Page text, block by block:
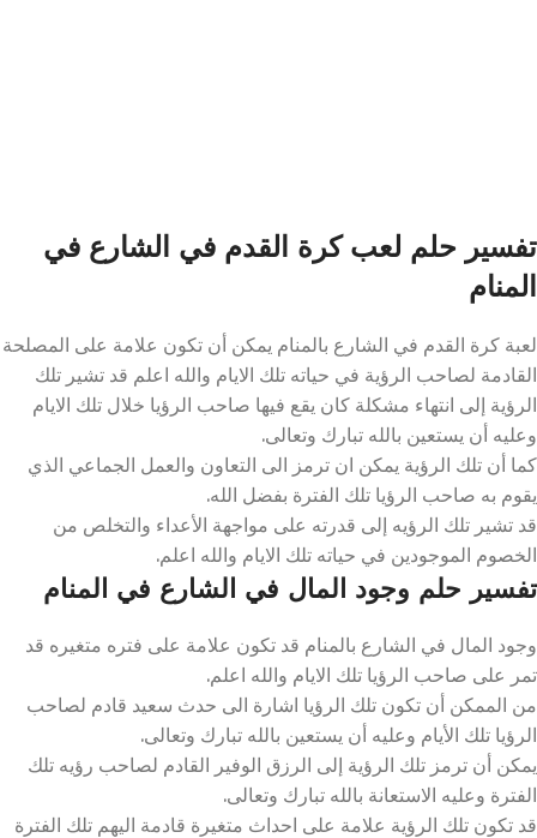
تفسير حلم لعب كرة القدم في الشارع في
المنام
لعبة كرة القدم في الشارع بالمنام يمكن أن تكون علامة على المصلحة
القادمة لصاحب الرؤية في حياته تلك الايام والله اعلم قد تشير تلك
الرؤية إلى انتهاء مشكلة كان يقع فيها صاحب الرؤيا خلال تلك الايام
وعليه أن يستعين بالله تبارك وتعالى.
كما أن تلك الرؤية يمكن ان ترمز الى التعاون والعمل الجماعي الذي
يقوم به صاحب الرؤيا تلك الفترة بفضل الله.
قد تشير تلك الرؤيه إلى قدرته على مواجهة الأعداء والتخلص من
الخصوم الموجودين في حياته تلك الايام والله اعلم.
تفسير حلم وجود المال في الشارع في المنام
وجود المال في الشارع بالمنام قد تكون علامة على فتره متغيره قد
تمر على صاحب الرؤيا تلك الايام والله اعلم.
من الممكن أن تكون تلك الرؤيا اشارة الى حدث سعيد قادم لصاحب
الرؤيا تلك الأيام وعليه أن يستعين بالله تبارك وتعالى.
يمكن أن ترمز تلك الرؤية إلى الرزق الوفير القادم لصاحب رؤيه تلك
الفترة وعليه الاستعانة بالله تبارك وتعالى.
قد تكون تلك الرؤية علامة على احداث متغيرة قادمة اليهم تلك الفترة